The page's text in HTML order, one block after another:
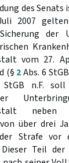
des Senats
2007
der
vom 27.
(§ 2Abs. 6
n.F. soll
über drei
Strafe vor
Teil